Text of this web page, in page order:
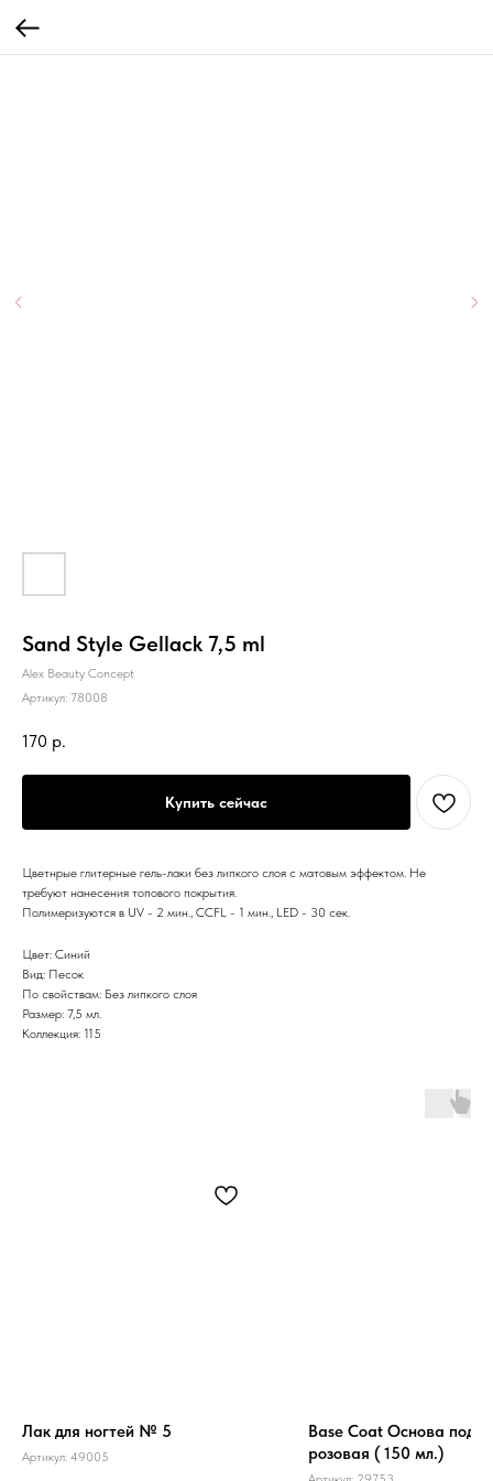
Sand Style Gellack 7,5 ml
Alex Beauty Concept
Артикул: 78008
170 р.
Купить сейчас
Цветнрые глитерные гель-лаки без липкого слоя с матовым эффектом. Не
требуют нанесения топового покрытия.
Полимеризуются в UV - 2 мин., CCFL - 1 мин., LED - 30 сек.
Цвет: Синий
Вид: Песок
По свойствам: Без липкого слоя
Размер: 7,5 мл.
Коллекция: 115
Лак для ногтей № 5
Артикул: 49005
Base Coat Основа под
розовая ( 150 мл.)